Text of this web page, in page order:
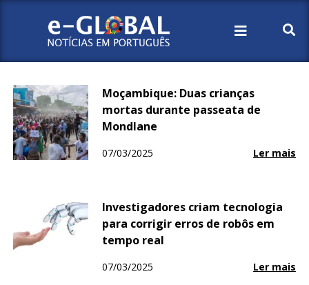
Início 2025 Março 7
Moçambique: Duas crianças
mortas durante passeata de
Mondlane
07/03/2025 Ler mais
Investigadores criam tecnologia
para corrigir erros de robôs em
tempo real
07/03/2025 Ler mais